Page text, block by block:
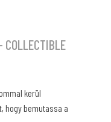
COLLECTIBLE
kerül
hogy bemutassa a